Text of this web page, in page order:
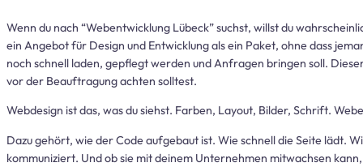
Wenn du nach “Webentwicklung Lübeck” suchst, willst du
ein Angebot für Design und Entwicklung als ein Paket, ohne dass
noch schnell laden, gepflegt werden und Anfragen bringen soll.
vor der Beauftragung achten solltest.
Webdesign ist das, was du siehst. Farben, Layout, Bilder, Schrift.
Dazu gehört, wie der Code aufgebaut ist. Wie schnell die Seite lädt.
kommuniziert. Und ob sie mit deinem Unternehmen mitwachsen